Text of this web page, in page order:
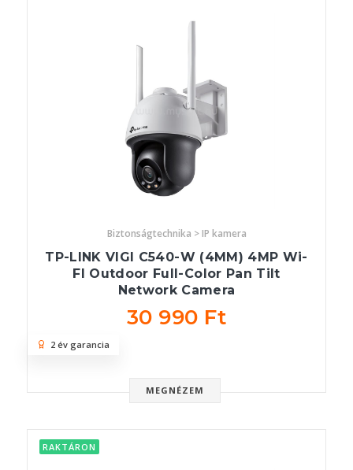
Biztonságtechnika > IP kamera
TP-LINK VIGI C540-W (4MM) 4MP Wi-
FI Outdoor Full-Color Pan Tilt
Network Camera
30 990 Ft
MEGNÉZEM
2 év garancia
RAKTÁRON